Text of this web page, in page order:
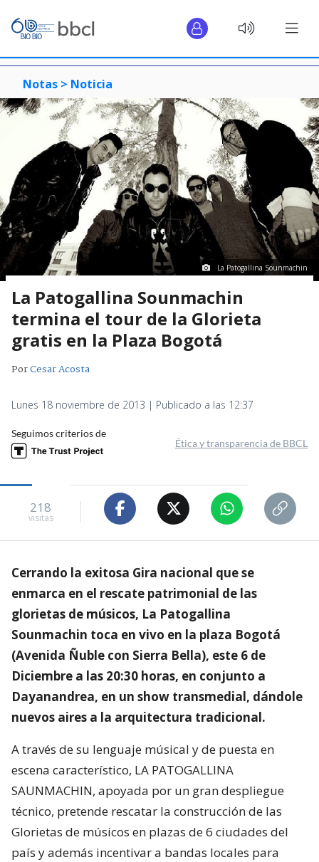
Notas > Noticia
La Patogallina Sounmachin
La Patogallina Sounmachin
termina el tour de la Glorieta
gratis en la Plaza Bogotá
PorCesar Acosta
Lunes 18 noviembre de 2013 | Publicado a las 12:37
Seguimos criterios de
Ética y transparencia de BBCL
218
visitas
Cerrando la exitosa Gira nacional que se
enmarca en el rescate patrimonial de las
glorietas de músicos, La Patogallina
Sounmachin toca en vivo en la plaza Bogotá
(Avenida Ñuble con Sierra Bella), este 6 de
Diciembre a las 20:30 horas, en conjunto a
Dayanandrea, en un show transmedial, dándole
nuevos aires a la arquitectura tradicional.
A través de su lenguaje músical y de puesta en
escena característico, LA PATOGALLINA
SAUNMACHIN, apoyada por un gran despliegue
técnico, pretende rescatar la construcción de las
Glorietas de músicos en plazas de 6 ciudades del
país y además incentivar a bandas locales para